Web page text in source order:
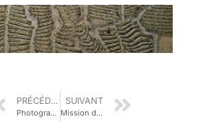
PRÉCÉDENT
Photogrammétrie et lidar aéroporté pour la surveillance et la gestion de l’érosion côtière
SUIVANT
Mission drone au Brésil : suivi du palmier babaçu en bordure de la forêt amazonienne